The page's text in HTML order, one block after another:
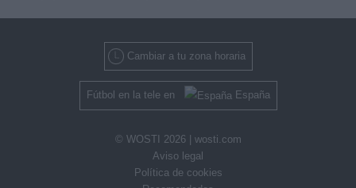
Cambiar a tu zona horaria
Fútbol en la tele en España
© WOSTI 2026 | wosti.com
Aviso legal
Política de cookies